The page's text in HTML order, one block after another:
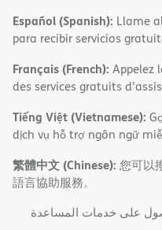
Español (Spanish): Llame
para recibir servicios
Français (French): Appelez
des services gratuits
Tiếng Việt (Vietnamese):
dịch vụ hỗ trợ ngôn ngữ
繁體中文 (Chinese): 您可以
語言協助服務。
ﻋﻠﻰ ﺧﺪﻣﺎت اﻟﻤﺴﺎﻋﺪة